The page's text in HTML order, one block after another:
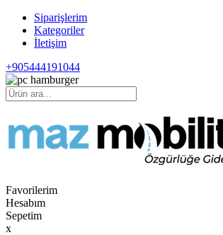
Siparişlerim
Kategoriler
İletişim
+905444191044
Favorilerim
Hesabım
Sepetim
x